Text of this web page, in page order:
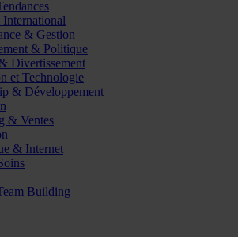
& Gestion
& Politique
Divertissement
et Technologie
& Développement
& Ventes
& Internet
Building